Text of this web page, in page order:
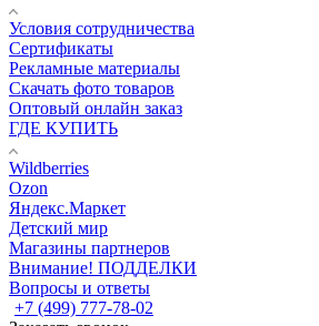
Условия сотрудничества
Сертификаты
Рекламные материалы
Скачать фото товаров
Оптовый онлайн заказ
ГДЕ КУПИТЬ
Wildberries
Ozon
Яндекс.Маркет
Детский мир
Магазины партнеров
Внимание! ПОДДЕЛКИ
Вопросы и ответы
+7 (499) 777-78-02